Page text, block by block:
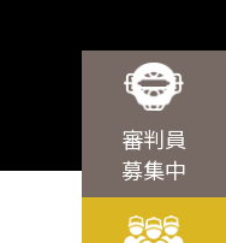
審判員
募集中